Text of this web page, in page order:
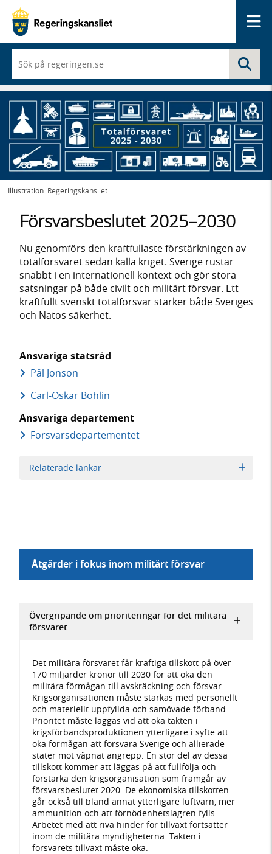
du
börjar
skriva
så
framträder
en
lista
med
sökförslag
Illustration: Regeringskansliet
Försvarsbeslutet 2025–2030
Nu genomförs den kraftfullaste förstärkningen av
totalförsvaret sedan kalla kriget. Sverige rustar
snabbt i en internationell kontext och gör stora
satsningar på både civilt och militärt försvar. Ett
kraftfullt svenskt totalförsvar stärker både Sveriges
och Natos säkerhet.
Ansvariga statsråd
Pål Jonson
Carl-Oskar Bohlin
Ansvariga departement
Försvars­departementet
Relaterade länkar
Åtgärder i fokus inom militärt försvar
Övergripande om prioriteringar för det militära
försvaret
Det militära försvaret får kraftiga tillskott på över
170 miljarder kronor till 2030 för att öka den
militära förmågan till avskräckning och försvar.
Krigsorganisationen måste stärkas med personellt
och materiellt uppfyllda och samövade förband.
Prioritet måste läggas vid att öka takten i
krigsförbandsproduktionen ytterligare i syfte att
öka förmågan att försvara Sverige och allierade
stater mot väpnat angrepp. En stor del av dessa
tillskott kommer att läggas på att fullfölja och
förstärka den krigsorganisation som framgår av
försvarsbeslutet 2020. De ekonomiska tillskotten
går också till bland annat ytterligare luftvärn, mer
ammunition och att förnödenhetslagren fylls.
Arbetet med att riva hinder för tillväxt fortsätter
inom de militära myndigheterna. Takten i
försvarets tillväxt måste öka.